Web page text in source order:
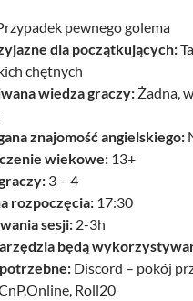
pewnego golema
dla początkujących:
chętnych
wiedza graczy: Żadna,
znajomość angielskiego:
wiekowe: 13+
3 – 4
rozpoczęcia: 17:30
sesji: 2-3h
będą
Discord – pokój
Roll20